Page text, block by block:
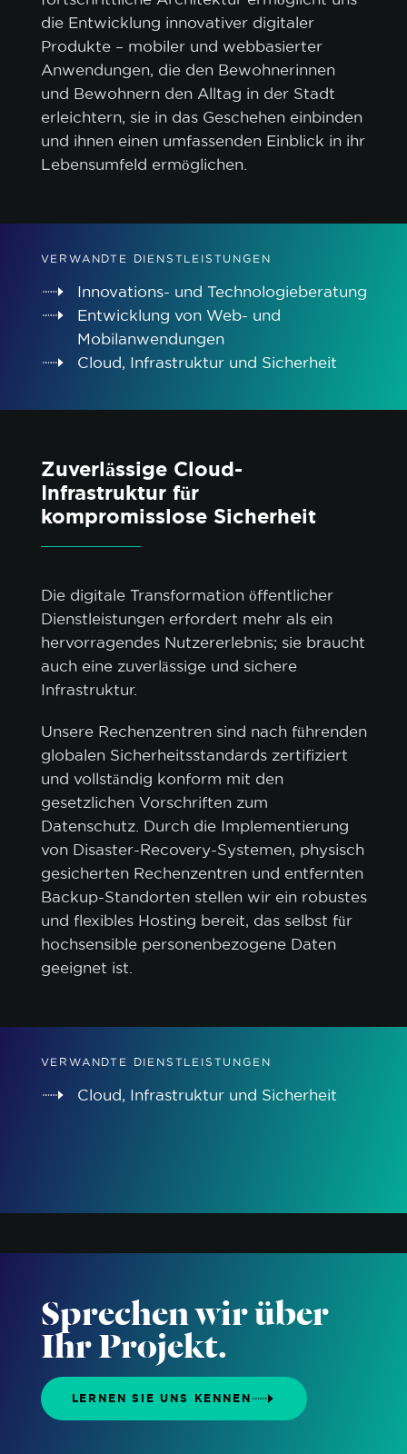
die Entwicklung innovativer digitaler
Produkte – mobiler und webbasierter
Anwendungen, die den Bewohnerinnen
und Bewohnern den Alltag in der Stadt
erleichtern, sie in das Geschehen einbinden
und ihnen einen umfassenden Einblick in ihr
Lebensumfeld ermöglichen.
VERWANDTE DIENSTLEISTUNGEN
Innovations- und Technologieberatung
Entwicklung von Web- und
Mobilanwendungen
Cloud, Infrastruktur und Sicherheit
Zuverlässige Cloud-
Infrastruktur für
kompromisslose Sicherheit
Die digitale Transformation öffentlicher
Dienstleistungen erfordert mehr als ein
hervorragendes Nutzererlebnis; sie braucht
auch eine zuverlässige und sichere
Infrastruktur.
Unsere Rechenzentren sind nach führenden
globalen Sicherheitsstandards zertifiziert
und vollständig konform mit den
gesetzlichen Vorschriften zum
Datenschutz. Durch die Implementierung
von Disaster-Recovery-Systemen, physisch
gesicherten Rechenzentren und entfernten
Backup-Standorten stellen wir ein robustes
und flexibles Hosting bereit, das selbst für
hochsensible personenbezogene Daten
geeignet ist.
VERWANDTE DIENSTLEISTUNGEN
Cloud, Infrastruktur und Sicherheit
Sprechen wir über
Ihr Projekt.
LERNEN SIE UNS KENNEN
Cookie-Richtlinie.
NUR NOTWENDIGE AKZEPTIEREN
ANPASSEN